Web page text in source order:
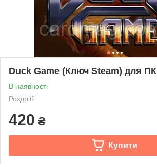
Duck Game (Ключ Steam) для ПК
В наявності
Роздріб
420 ₴
Купити